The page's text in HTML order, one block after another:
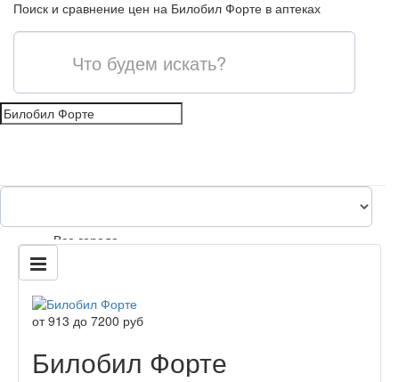
Поиск и сравнение цен на Билобил Форте в аптеках
content_paste
Все города
от913 до 7200 руб
Билобил Форте